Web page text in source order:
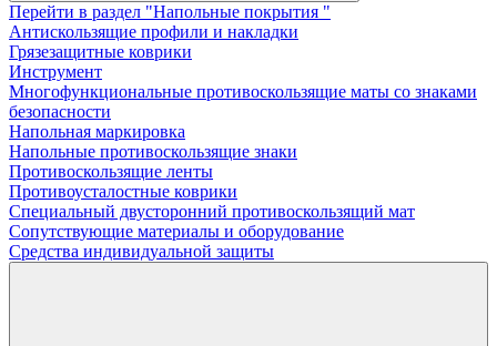
Перейти в раздел "Напольные покрытия "
Aнтискользящие профили и накладки
Грязезащитные коврики
Инструмент
Многофункциональные противоскользящие маты со знаками
безопасности
Напольная маркировка
Напольные противоскользящие знаки
Противоскользящие ленты
Противоусталостные коврики
Специальный двусторонний противоскользящий мат
Сопутствующие материалы и оборудование
Средства индивидуальной защиты